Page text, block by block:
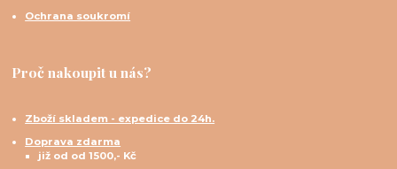
Ochrana soukromí
Proč nakoupit u nás?
Zboží skladem - expedice do 24h.
Doprava zdarma
již od od 1500,- Kč